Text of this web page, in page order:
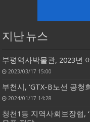
지난 뉴스
부평역사박물관, 2023년
2023/03/17 15:00
부천시, ‘GTX-B노선 공청
2024/01/17 14:28
청천1동 지역사회보장협,